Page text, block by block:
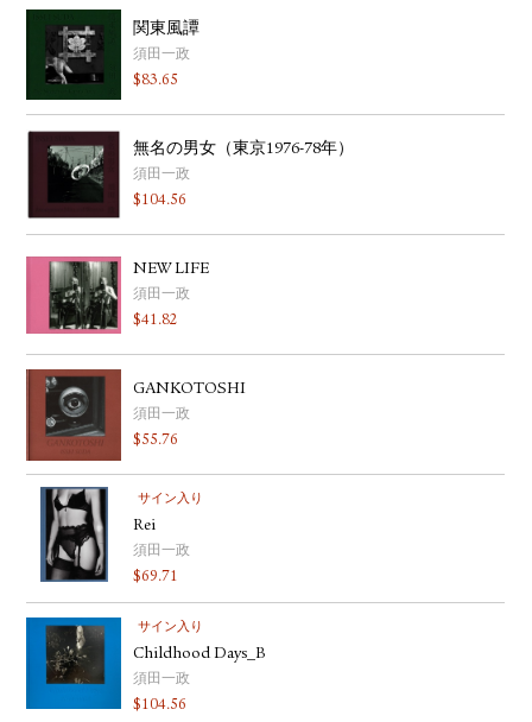
関東風譚
須田一政
$83.65
無名の男女（東京1976-78年）
須田一政
$104.56
NEW LIFE
須田一政
$41.82
GANKOTOSHI
須田一政
$55.76
サイン入り
Rei
須田一政
$69.71
サイン入り
Childhood Days_B
須田一政
$104.56